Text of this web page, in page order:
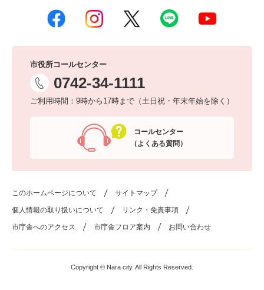
市役所コールセンター
0742-34-1111
ご利用時間：9時から17時まで（土日祝・年末年始を除く）
コールセンター
（よくある質問）
このホームページについて サイトマップ
個人情報の取り扱いについて リンク・免責事項
市庁舎へのアクセス 市庁舎フロア案内 お問い合わせ
Copyright © Nara city. All Rights Reserved.